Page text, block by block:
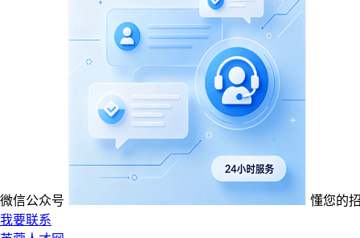
微信公众号
懂您的
我要联系